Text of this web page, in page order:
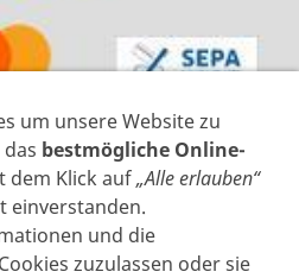
WIDERRUFEN
um unsere Website zu
bestmögliche Online-
dem Klick auf„Alle erlauben“
einverstanden.
und die
zuzulassen oder sie